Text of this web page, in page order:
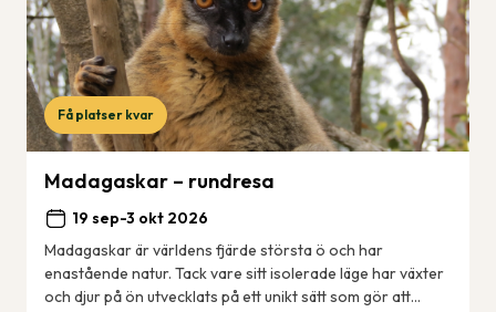
Få platser kvar
Madagaskar – rundresa
19 sep-3 okt 2026
Madagaskar är världens fjärde största ö och har
enastående natur. Tack vare sitt isolerade läge har växter
och djur på ön utvecklats på ett unikt sätt som gör att